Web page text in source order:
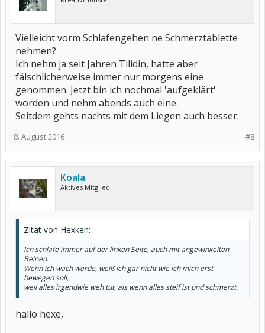
Vielleicht vorm Schlafengehen ne Schmerztablette
nehmen?
Ich nehm ja seit Jahren Tilidin, hatte aber
fälschlicherweise immer nur morgens eine
genommen. Jetzt bin ich nochmal 'aufgeklärt'
worden und nehm abends auch eine.
Seitdem gehts nachts mit dem Liegen auch besser.
#8
8. August 2016
Koala
Aktives Mitglied
Zitat von Hexken: ↑
Ich schlafe immer auf der linken Seite, auch mit angewinkelten
Beinen.
Wenn ich wach werde, weiß ich gar nicht wie ich mich erst
bewegen soll,
weil alles irgendwie weh tut, als wenn alles steif ist und schmerzt.
hallo hexe,